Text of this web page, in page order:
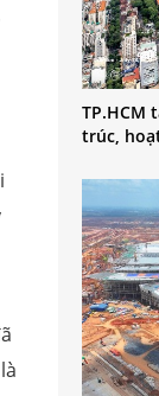
TP.HCM
trúc,